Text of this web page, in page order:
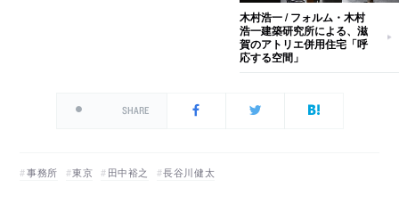
木村浩一 / フォルム・木村
浩一建築研究所による、滋
賀のアトリエ併用住宅「呼
応する空間」
SHARE
事務所 東京 田中裕之 長谷川健太